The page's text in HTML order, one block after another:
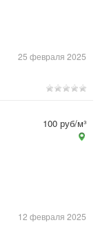
25 февраля 2025
12 февраля 2025
100 руб/м³